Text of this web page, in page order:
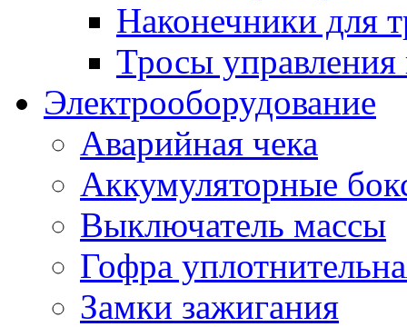
Наконечники для
Тросы управления
Электрооборудование
Аварийная чека
Аккумуляторные
Выключатель массы
Гофра
Замки зажигания